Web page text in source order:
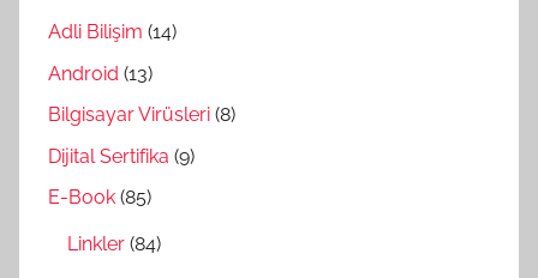
Adli Bilişim (14)
Android (13)
Bilgisayar Virüsleri (8)
Dijital Sertifika (9)
E-Book (85)
Linkler (84)